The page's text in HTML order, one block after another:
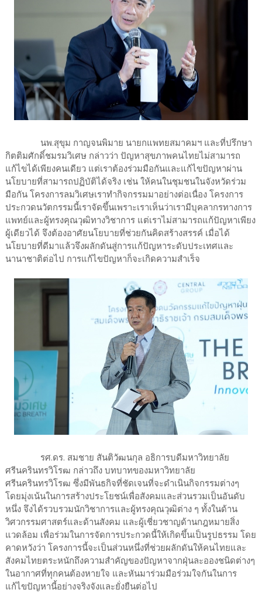
นพ.สุขุม กาญจนพิมาย นายกแพทยสมาคมฯ และที่ปรึกษา
กิตติมศักดิ์ชมรมวิเศษ กล่าวว่า ปัญหาสุขภาพคนไทยไม่สามารถ
แก้ไขได้เพียงคนเดียว แต่เราต้องร่วมมือกันและแก้ไขปัญหาผ่าน
นโยบายที่สามารถปฏิบัติได้จริง เช่น ให้คนในชุมชนในจังหวัดร่วม
มือกัน โครงการลมวิเศษเราทำกิจกรรมมาอย่างต่อเนื่อง โครงการ
ประกวดนวัตกรรมนี้เราจัดขึ้นเพราะเราเห็นว่าเรามีบุคลากรทางการ
แพทย์และผู้ทรงคุณวุฒิทางวิชาการ แต่เราไม่สามารถแก้ปัญหาเพียง
ผู้เดียวได้ จึงต้องอาศัยนโยบายที่ช่วยกันคิดสร้างสรรค์ เมื่อได้
นโยบายที่ดีมาแล้วจึงผลักดันสู่การแก้ปัญหาระดับประเทศและ
นานาชาติต่อไป การแก้ไขปัญหาก็จะเกิดความสำเร็จ
รศ.ดร. สมชาย สันติวัฒนกุล อธิการบดีมหาวิทยาลัย
ศรีนครินทรวิโรฒ กล่าวถึง บทบาทของมหาวิทยาลัย
ศรีนครินทรวิโรฒ ซึ่งมีพันธกิจที่ชัดเจนที่จะดำเนินกิจกรรมต่างๆ
โดยมุ่งเน้นในการสร้างประโยชน์เพื่อสังคมและส่วนรวมเป็นอันดับ
หนึ่ง จึงได้รวบรวมนักวิชาการและผู้ทรงคุณวุฒิต่าง ๆ ทั้งในด้าน
วิศวกรรมศาสตร์และด้านสังคม และผู้เชี่ยวชาญด้านกฎหมายสิ่ง
แวดล้อม เพื่อร่วมในการจัดการประกวดนี้ให้เกิดขึ้นเป็นรูปธรรม โดย
คาดหวังว่า โครงการนี้จะเป็นส่วนหนึ่งที่ช่วยผลักดันให้คนไทยและ
สังคมไทยตระหนักถึงความสำคัญของปัญหาจากฝุ่นละอองชนิดต่างๆ
ในอากาศที่ทุกคนต้องหายใจ และหันมาร่วมมือร่วมใจกันในการ
แก้ไขปัญหานี้อย่างจริงจังและยั่งยืนต่อไป